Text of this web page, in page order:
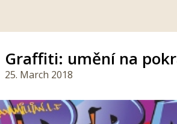
Graffiti: umění na
25. March 2018